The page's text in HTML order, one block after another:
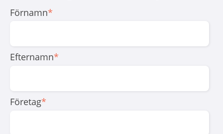
Förnamn*
Efternamn*
Företag*